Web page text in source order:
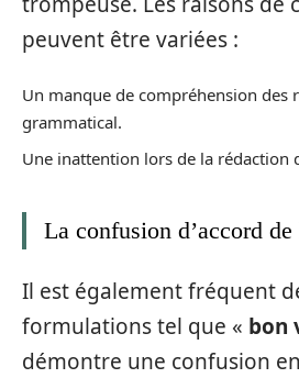
peuvent être variées :
Un manque de compréhension des
grammatical.
Une inattention lors de la rédaction
La confusion d’accord
Il est également fréquent
formulations tel que « bon
démontre une confusion